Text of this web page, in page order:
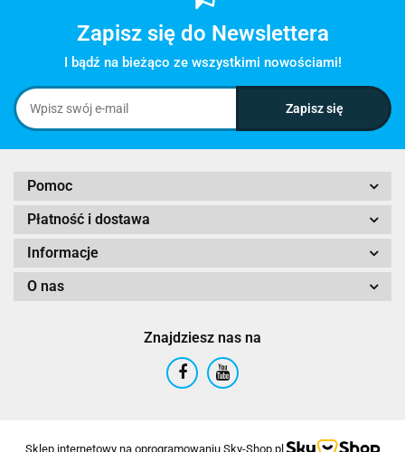
Zapisz się do Newslettera
I bądź na bieżąco ze wszystkimi nowościami!
Pomoc
Płatność i dostawa
Informacje
O nas
Znajdziesz nas na
Sklep internetowy na oprogramowaniu Sky-Shop.pl